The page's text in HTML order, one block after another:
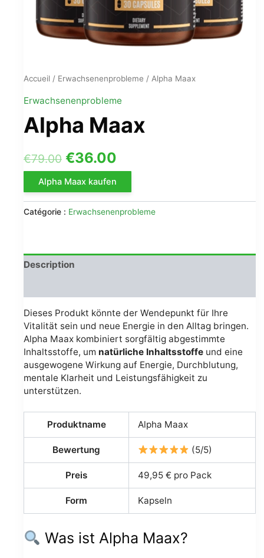
Accueil / Erwachsenenprobleme / Alpha Maax
Erwachsenenprobleme
Alpha Maax
€79.00 Le
prix
initial
était :
€36.00
actuel
est :
Alpha Maax kaufen
Catégorie : Erwachsenenprobleme
Description
Dieses Produkt könnte der Wendepunkt für Ihre
Vitalität sein und neue Energie in den Alltag bringen.
Alpha Maax kombiniert sorgfältig abgestimmte
Inhaltsstoffe, um natürliche Inhaltsstoffe und eine
ausgewogene Wirkung auf Energie, Durchblutung,
mentale Klarheit und Leistungsfähigkeit zu
unterstützen.
Produktname Alpha Maax
Bewertung (5/5)
Preis 49,95 € pro Pack
Form Kapseln
Was ist Alpha Maax?